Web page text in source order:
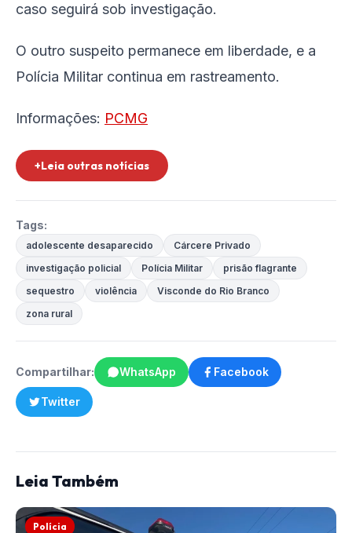
caso seguirá sob investigação.
O outro suspeito permanece em liberdade, e a
Polícia Militar continua em rastreamento.
Informações: PCMG
+Leia outras notícias
Tags:
adolescente desaparecido
Cárcere Privado
investigação policial
Polícia Militar
prisão flagrante
sequestro
violência
Visconde do Rio Branco
zona rural
Compartilhar: WhatsApp Facebook
Twitter
Leia Também
Polícia